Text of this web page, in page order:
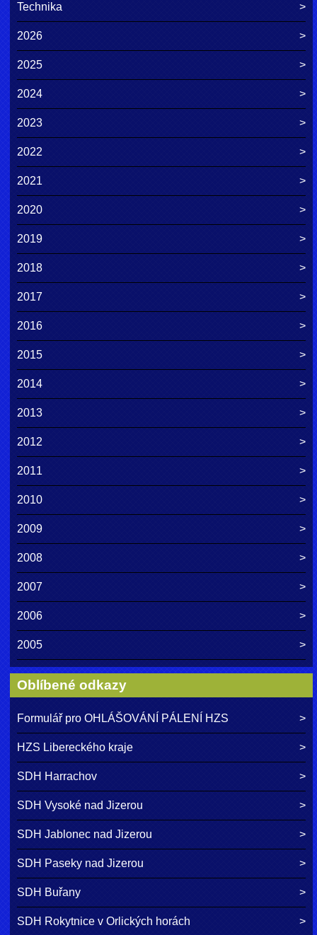
Technika
2026
2025
2024
2023
2022
2021
2020
2019
2018
2017
2016
2015
2014
2013
2012
2011
2010
2009
2008
2007
2006
2005
Oblíbené odkazy
Formulář pro OHLÁŠOVÁNÍ PÁLENÍ HZS
HZS Libereckého kraje
SDH Harrachov
SDH Vysoké nad Jizerou
SDH Jablonec nad Jizerou
SDH Paseky nad Jizerou
SDH Buřany
SDH Rokytnice v Orlických horách